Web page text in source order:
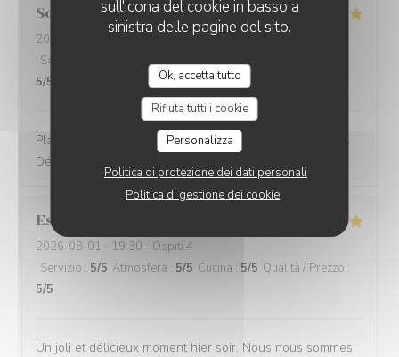
sull'icona del cookie in basso a
sinistra delle pagine del sito.
Ok, accetta tutto
Rifiuta tutti i cookie
Personalizza
Politica di protezione dei dati personali
Politica di gestione dei cookie
Sophie
2026-08-02
Servizio
Atmosfera:5/5 Cucina:5/5
5/5
Plat du jour trio de spécialités du Nord : excellente idée.
Délicieux.
Estelle
2026-08-01 - 19:30 - Ospiti 4
Servizio : 5/5 Atmosfera : 5/5 Cucina : 5/5 Qualità / Prezzo :
5/5
Un joli et délicieux moment hier soir. Nous nous sommes